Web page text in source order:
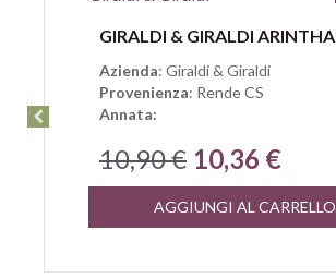
Anteprima
Azienda: Giraldi & Giraldi
Provenienza: Rende CS
Annata:
10,90 € 10,36 €
AGGIUNGI AL CARRELLO